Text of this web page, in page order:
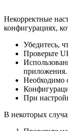
Некорректные
конфигурациях,
Убедитесь,
Проверьте
приложения.
Необходимо
При
В некоторых